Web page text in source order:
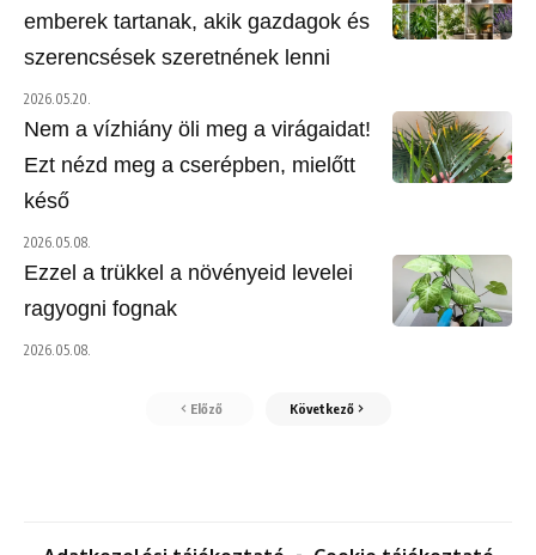
emberek tartanak, akik gazdagok és
szerencsések szeretnének lenni
2026.05.20.
Nem a vízhiány öli meg a virágaidat!
Ezt nézd meg a cserépben, mielőtt
késő
2026.05.08.
Ezzel a trükkel a növényeid levelei
ragyogni fognak
2026.05.08.
Előző Következő